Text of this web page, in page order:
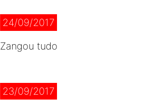
24/09/2017
Zangou tudo
23/09/2017